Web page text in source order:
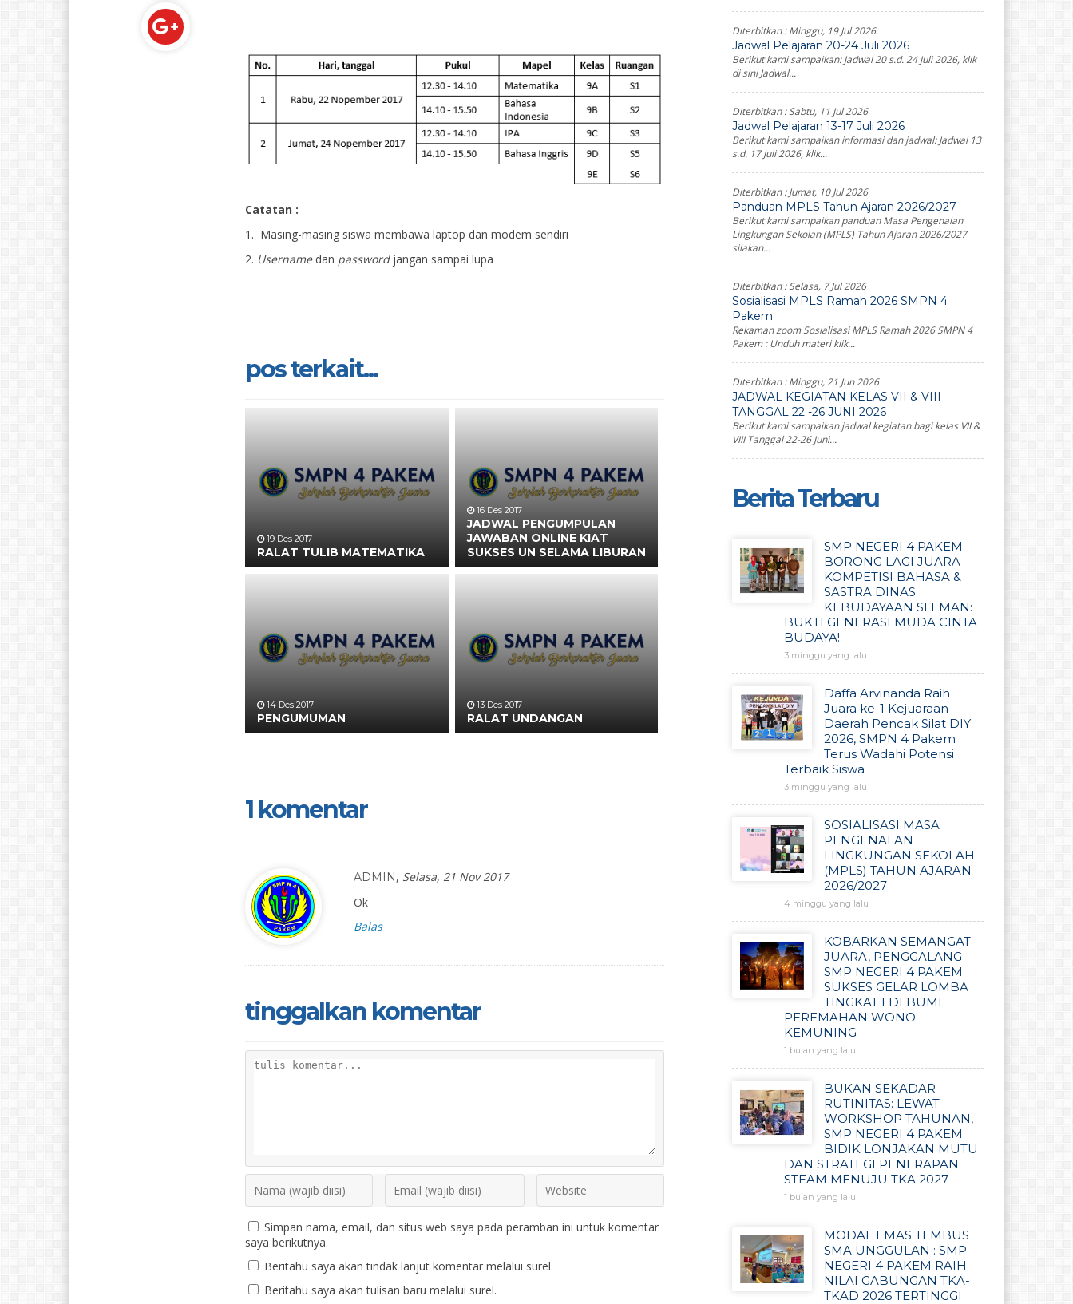
Catatan :
1. Masing-masing siswa membawa laptop dan modem sendiri
2. Usernamedan passwordjangan sampai lupa
pos terkait...
19 Des 2017
RALAT TULIB MATEMATIKA
16 Des 2017
JADWAL PENGUMPULAN
JAWABAN ONLINE KIAT
SUKSES UN SELAMA LIBURAN
14 Des 2017
PENGUMUMAN
13 Des 2017
RALAT UNDANGAN
1 komentar
ADMIN , Selasa, 21 Nov 2017
Ok
Balas
tinggalkan komentar
Simpan nama, email, dan situs web saya pada peramban ini untuk komentar
saya berikutnya.
Beritahu saya akan tindak lanjut komentar melalui surel.
Beritahu saya akan tulisan baru melalui surel.
Diterbitkan :Minggu, 19 Jul 2026
Jadwal Pelajaran 20-24 Juli 2026
Berikut kami sampaikan: Jadwal 20 s.d. 24 Juli 2026, klik
di sini Jadwal...
Diterbitkan :Sabtu, 11 Jul 2026
Jadwal Pelajaran 13-17 Juli 2026
Berikut kami sampaikan informasi dan jadwal: Jadwal 13
s.d. 17 Juli 2026, klik...
Diterbitkan :Jumat, 10 Jul 2026
Panduan MPLS Tahun Ajaran 2026/2027
Berikut kami sampaikan panduan Masa Pengenalan
Lingkungan Sekolah (MPLS) Tahun Ajaran 2026/2027
silakan...
Diterbitkan :Selasa, 7 Jul 2026
Sosialisasi MPLS Ramah 2026 SMPN 4
Pakem
Rekaman zoom Sosialisasi MPLS Ramah 2026 SMPN 4
Pakem : Unduh materi klik...
Diterbitkan :Minggu, 21 Jun 2026
JADWAL KEGIATAN KELAS VII & VIII
TANGGAL 22 -26 JUNI 2026
Berikut kami sampaikan jadwal kegiatan bagi kelas VII &
VIII Tanggal 22-26 Juni...
Berita Terbaru
SMP NEGERI 4 PAKEM
BORONG LAGI JUARA
KOMPETISI BAHASA &
SASTRA DINAS
KEBUDAYAAN SLEMAN:
BUKTI GENERASI MUDA CINTA
BUDAYA!
3 minggu yang lalu
Daffa Arvinanda Raih
Juara ke-1 Kejuaraan
Daerah Pencak Silat DIY
2026, SMPN 4 Pakem
Terus Wadahi Potensi
Terbaik Siswa
3 minggu yang lalu
SOSIALISASI MASA
PENGENALAN
LINGKUNGAN SEKOLAH
(MPLS) TAHUN AJARAN
2026/2027
4 minggu yang lalu
KOBARKAN SEMANGAT
JUARA, PENGGALANG
SMP NEGERI 4 PAKEM
SUKSES GELAR LOMBA
TINGKAT I DI BUMI
PEREMAHAN WONO
KEMUNING
1 bulan yang lalu
BUKAN SEKADAR
RUTINITAS: LEWAT
WORKSHOP TAHUNAN,
SMP NEGERI 4 PAKEM
BIDIK LONJAKAN MUTU
DAN STRATEGI PENERAPAN
STEAM MENUJU TKA 2027
1 bulan yang lalu
MODAL EMAS TEMBUS
SMA UNGGULAN : SMP
NEGERI 4 PAKEM RAIH
NILAI GABUNGAN TKA-
TKAD 2026 TERTINGGI